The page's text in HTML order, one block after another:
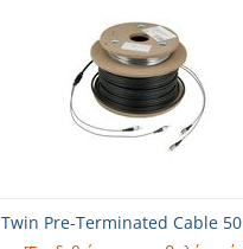
Twin Pre-Terminated Cable